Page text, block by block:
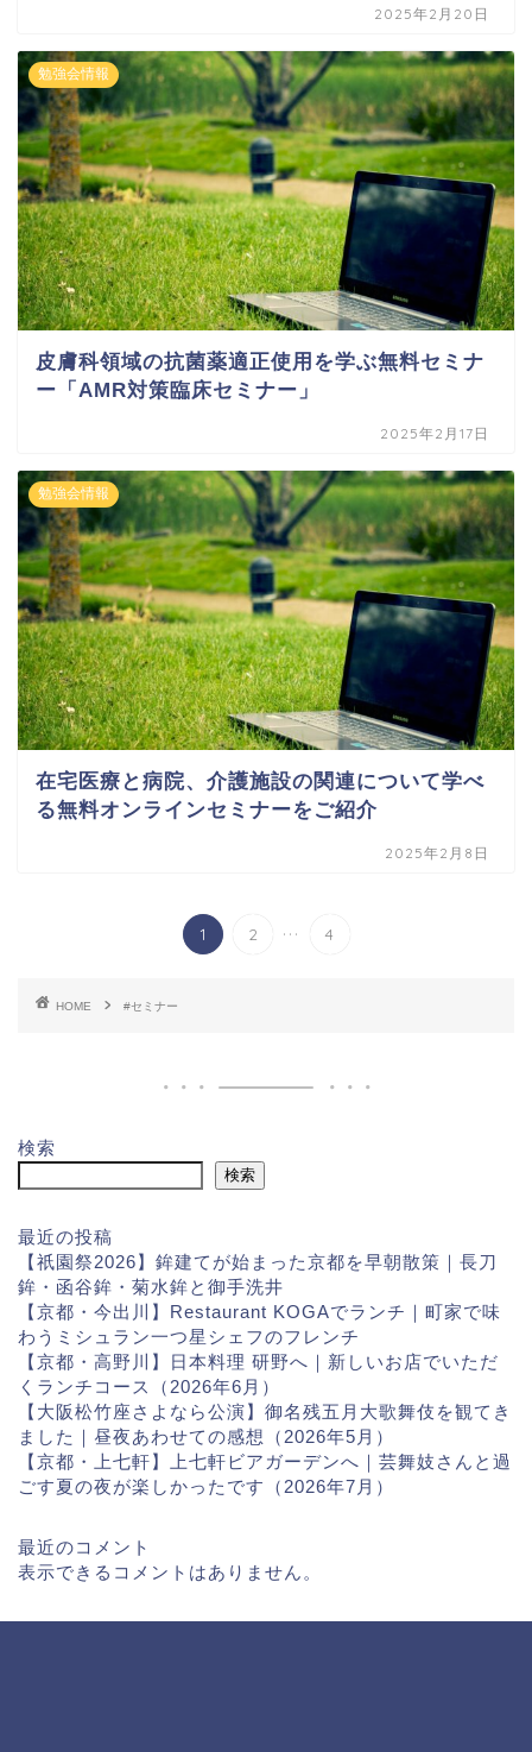
2025年2月20日
勉強会情報
皮膚科領域の抗菌薬適正使用を学ぶ無料セミナ
ー「AMR対策臨床セミナー」
2025年2月17日
勉強会情報
在宅医療と病院、介護施設の関連について学べ
る無料オンラインセミナーをご紹介
2025年2月8日
1 2 ... 4
HOME #セミナー
検索
検索
最近の投稿
【祇園祭2026】鉾建てが始まった京都を早朝散策｜長刀
鉾・函谷鉾・菊水鉾と御手洗井
【京都・今出川】Restaurant KOGAでランチ｜町家で味
わうミシュラン一つ星シェフのフレンチ
【京都・高野川】日本料理 研野へ｜新しいお店でいただ
くランチコース（2026年6月）
【大阪松竹座さよなら公演】御名残五月大歌舞伎を観てき
ました｜昼夜あわせての感想（2026年5月）
【京都・上七軒】上七軒ビアガーデンへ｜芸舞妓さんと過
ごす夏の夜が楽しかったです（2026年7月）
最近のコメント
表示できるコメントはありません。